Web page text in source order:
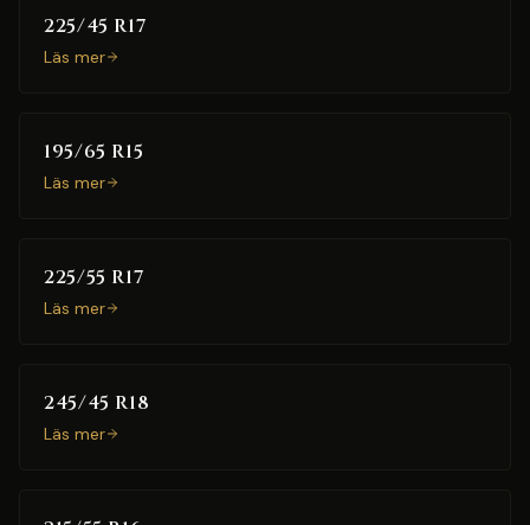
225/45 R17
Läs mer
195/65 R15
Läs mer
225/55 R17
Läs mer
245/45 R18
Läs mer